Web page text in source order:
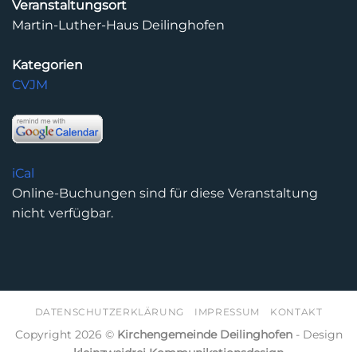
Veranstaltungsort
Martin-Luther-Haus Deilinghofen
Kategorien
CVJM
iCal
Online-Buchungen sind für diese Veranstaltung
nicht verfügbar.
DATENSCHUTZERKLÄRUNG IMPRESSUM KONTAKT
Copyright 2026 © Kirchengemeinde Deilinghofen- Design